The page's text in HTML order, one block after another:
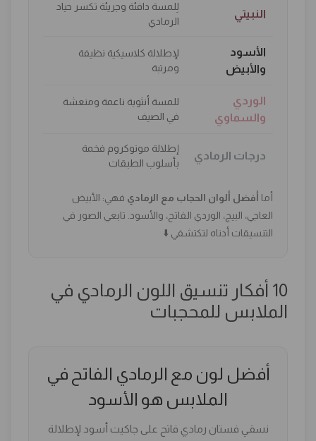
النبيتي
لِلمسة دافئة وجريئة تكسر حياد
الرمادي
الأسود
والأبيض
لإطلالة كلاسيكية نظيفة
ومرتبة
الوردي
والسماوي
للمسة أنثوية ناعمة ومنعشة
في الصيف
درجات الرمادي
إطلالة مونوكروم فخمة
بأسلوب الطبقات
أما أفضل ألوان الحجاب مع الرمادي فهي: الأبيض
العاجي، البيج، الوردي الفاتح، والأسود. تابعي الصور في
التنسيقات أدناه لتكتشفي ⬇️
10 أفكار تنسيق اللون الرمادي في
الملابس للمحجبات
أفضل لون مع الرمادي الفاتح في
الملابس هو الأسود
نسقي فستان رمادي فاتح على جاكيت أسود لإطلالة